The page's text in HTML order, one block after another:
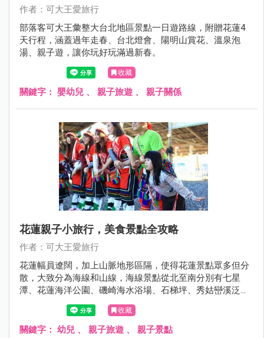
作者：可大王愛旅行
部落客可大王彙整大台北地區景點一日遊路線，附贈花蓮4
天行程，涵蓋過年走春、台北燈會、陽明山賞花、溫泉泡
湯、親子遊，讓你玩好玩滿過新春。
收藏
關鍵字： 嬰幼兒 、 親子旅遊 、 親子關係
花蓮親子小旅行，美食景點全攻略
作者：可大王愛旅行
花蓮幅員遼闊，加上山脈地形區隔，使得花蓮景點眾多但分
散，大致分為海線和山線，海線景點從北至南分別有七星
潭、花蓮海洋公園、磯崎海水浴場、石梯坪、秀姑巒溪泛舟
等。山線則有兆豐農場、馬太鞍、瑞穗溫泉、瑞穗牧場、舞
鶴茶園、安通溫泉、羅山瀑布等，兩方陣容各具特色。
收藏
關鍵字： 幼兒 、 親子旅遊 、 親子景點